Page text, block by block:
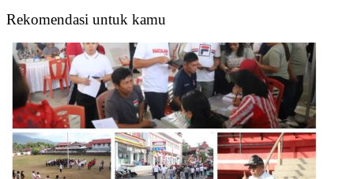
Rekomendasi untuk kamu